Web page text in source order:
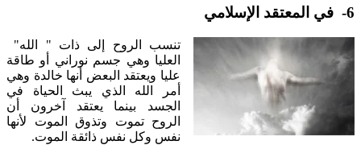
6- في المعتقد الإسلامي
تنسب الروح إلى ذات " الله"
العليا وهي جسم نوراني أو طاقة
عليا ويعتقد البعض أنها خالدة وهي
أمر الله الذي يبث الحياة في
الجسد بينما يعتقد آخرون أن
الروح تموت وتذوق الموت لأنها
نفس وكل نفس ذائقة الموت.